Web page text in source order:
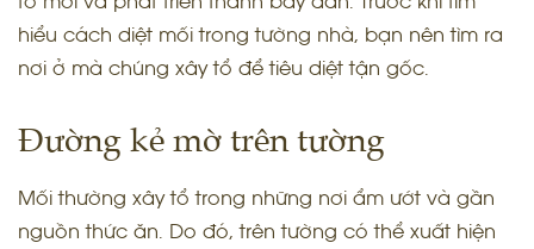
hiểu cách diệt mối trong tường nhà, bạn nên tìm ra
nơi ở mà chúng xây tổ để tiêu diệt tận gốc.
Đường kẻ mờ trên tường
Mối thường xây tổ trong những nơi ẩm ướt và gần
nguồn thức ăn. Do đó, trên tường có thể xuất hiện